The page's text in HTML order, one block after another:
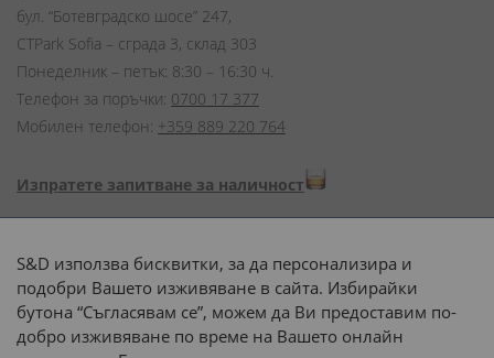
бул. “Ботевградско шосе” 247,
CTPark Sofia – сграда 3, склад 303
Понеделник – петък: 8:30 – 16:30 ч.
Телефон за поръчки: 0700 17 377
Мобилен телефон: +359 889 220 764
Изпратете запитване за наличност
Начини на плащане:
S&D използва бисквитки, за да персонализира и
подобри Вашето изживяване в сайта. Избирайки
бутона “Съгласявам се”, можем да Ви предоставим по-
добро изживяване по време на Вашето онлайн